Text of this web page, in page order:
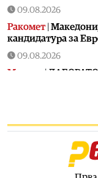
09.08.2026
Ракомет|
кандидатура за
09.08.2026
Музика |
исчезнатиот
Бесплатна